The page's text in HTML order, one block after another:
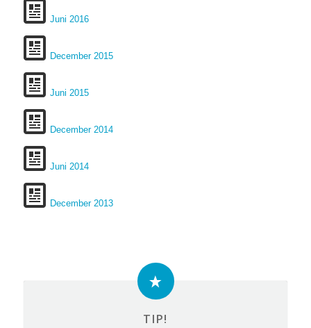
Juni 2016
December 2015
Juni 2015
December 2014
Juni 2014
December 2013
TIP!